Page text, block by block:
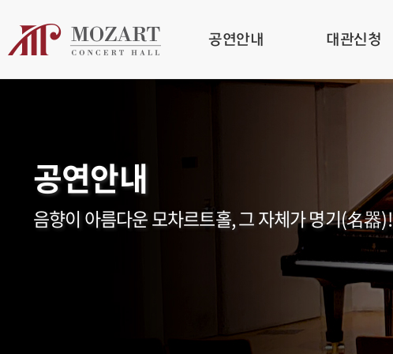
공연안내 대관신청
공연안내
음향이 아름다운 모차르트홀, 그 자체가 명기(名器)!